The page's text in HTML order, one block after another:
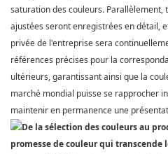
saturation des couleurs. Parallèlement,
ajustées seront enregistrées en détail,
privée de l'entreprise sera
références précises pour la
ultérieurs, garantissant ainsi que la
marché mondial puisse se rapprocher
maintenir en permanence une